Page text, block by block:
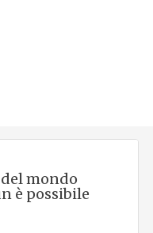
mondo
è possibile